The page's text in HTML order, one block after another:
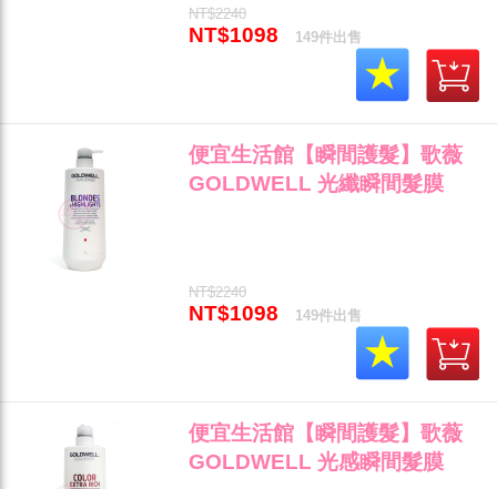
NT$2240
NT$1098 149件出售
便宜生活館【瞬間護髮】歌薇
GOLDWELL 光纖瞬間髮膜
NT$2240
NT$1098 149件出售
便宜生活館【瞬間護髮】歌薇
GOLDWELL 光感瞬間髮膜